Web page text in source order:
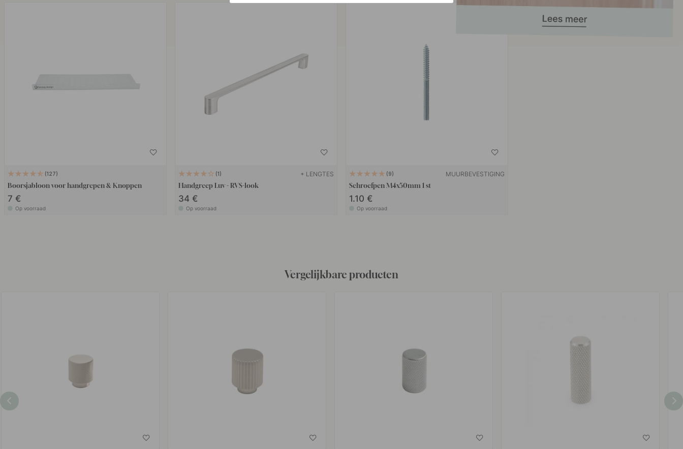
127
Boorsjabloon voor handgrepen & Knoppen
7 €
Op voorraad
1 + LENGTES
Handgreep Luv - RVS-look
34 €
Op voorraad
9 MUURBEVESTIGING
Schroefpen M4x50mm 1 st
1.10 €
Op voorraad
Vergelijkbare producten